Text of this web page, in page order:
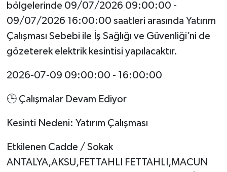
bölgelerinde 09/07/2026 09:00:00 -
09/07/2026 16:00:00 saatleri arasında Yatırım
Çalışması Sebebi ile İş Sağlığı ve Güvenliği’ni de
gözeterek elektrik kesintisi yapılacaktır.
2026-07-09 09:00:00 - 16:00:00
🕒 Çalışmalar Devam Ediyor
Kesinti Nedeni: Yatırım Çalışması
Etkilenen Cadde / Sokak
ANTALYA,AKSU,FETTAHLI FETTAHLI,MACUN